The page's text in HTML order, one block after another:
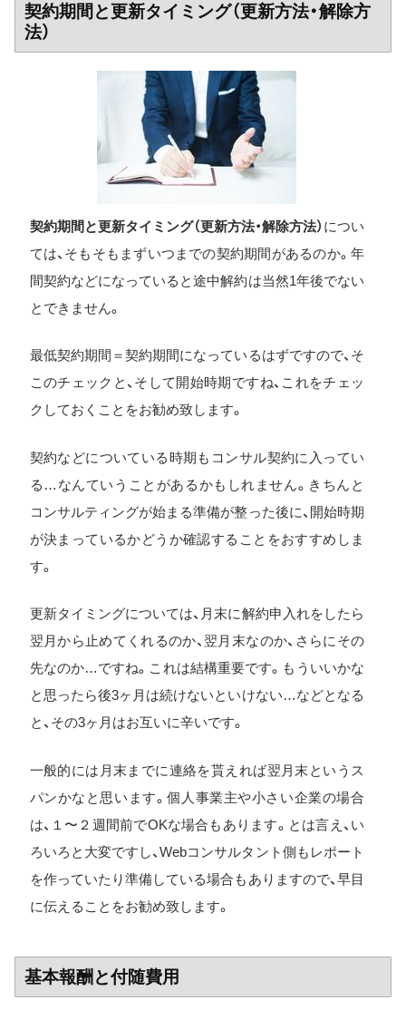
契約期間と更新タイミング（更新方法・解除方
法）
契約期間と更新タイミング（更新方法・解除方法） につい
ては、そもそもまずいつまでの契約期間があるのか。年
間契約などになっていると途中解約は当然1年後でない
とできません。
最低契約期間＝契約期間になっているはずですので、そ
このチェックと、そして開始時期ですね、これをチェッ
クしておくことをお勧め致します。
契約などについている時期もコンサル契約に入ってい
る…なんていうことがあるかもしれません。きちんと
コンサルティングが始まる準備が整った後に、開始時期
が決まっているかどうか確認することをおすすめしま
す。
更新タイミングについては、月末に解約申入れをしたら
翌月から止めてくれるのか、翌月末なのか、さらにその
先なのか…ですね。これは結構重要です。もういいかな
と思ったら後3ヶ月は続けないといけない…などとなる
と、その3ヶ月はお互いに辛いです。
一般的には月末までに連絡を貰えれば翌月末というス
パンかなと思います。個人事業主や小さい企業の場合
は、１〜２週間前でOKな場合もあります。とは言え、い
ろいろと大変ですし、Webコンサルタント側もレポート
を作っていたり準備している場合もありますので、早目
に伝えることをお勧め致します。
基本報酬と付随費用